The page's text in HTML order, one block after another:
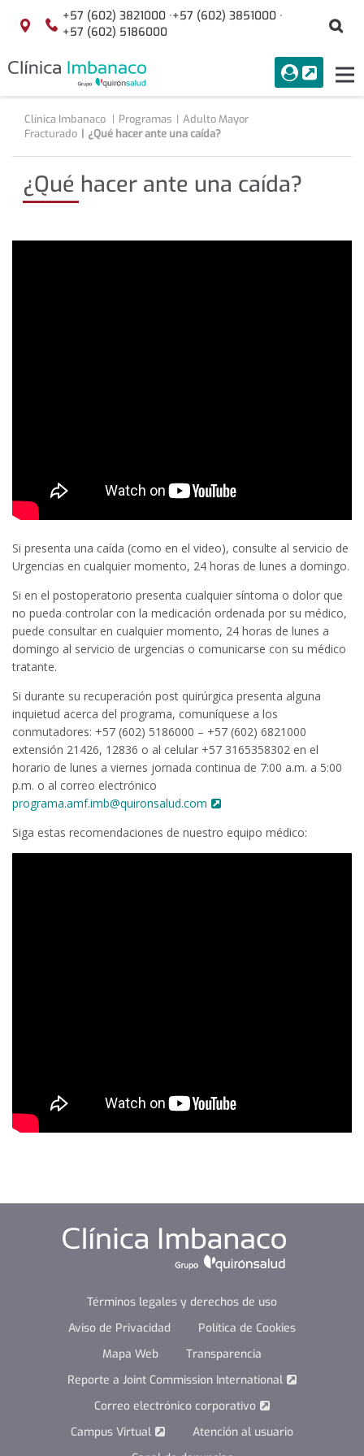
Saltar al contenido
Localización
+57 (602) 3821000 ·+57 (602) 3851000 ·
+57 (602) 5186000
menuAcceso
Buscar
Clínica Imbanaco Programas
Adulto Mayor
Fracturado
¿Qué hacer ante una caída?
¿Qué hacer ante una caída?
Si presenta una caída (como en el video), consulte al servicio de
Urgencias en cualquier momento, 24 horas de lunes a domingo.
Si en el postoperatorio presenta cualquier síntoma o dolor que
no pueda controlar con la medicación ordenada por su médico,
puede consultar en cualquier momento, 24 horas de lunes a
domingo al servicio de urgencias o comunicarse con su médico
tratante.
Si durante su recuperación post quirúrgica presenta alguna
inquietud acerca del programa, comuníquese a los
conmutadores: +57 (602) 5186000 – +57 (602) 6821000
extensión 21426, 12836 o al celular +57 3165358302 en el
horario de lunes a viernes jornada continua de 7:00 a.m. a 5:00
p.m. o al correo electrónico
programa.amf.imb@quironsalud.com
Siga estas recomendaciones de nuestro equipo médico:
Términos legales y derechos de uso
Aviso de Privacidad
Política de Cookies
Mapa Web
Transparencia
Reporte a Joint Commission International
Correo electrónico corporativo
Campus Virtual
Atención al usuario